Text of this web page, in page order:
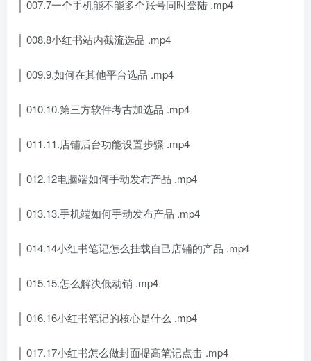
│ 007.7一个手机能不能多个账号同时登陆 .mp4
│ 008.8小红书站内截流选品 .mp4
│ 009.9.如何在其他平台选品 .mp4
│ 010.10.第三方软件考古加选品 .mp4
│ 011.11.店铺后台功能设置步骤 .mp4
│ 012.12电脑端如何手动发布产品 .mp4
│ 013.13.手机端如何手动发布产品 .mp4
│ 014.14小红书笔记怎么挂载自己店铺的产品 .mp4
│ 015.15.怎么解决低动销 .mp4
│ 016.16小红书笔记的核心是什么 .mp4
│ 017.17小红书怎么做封面提高笔记点击 .mp4